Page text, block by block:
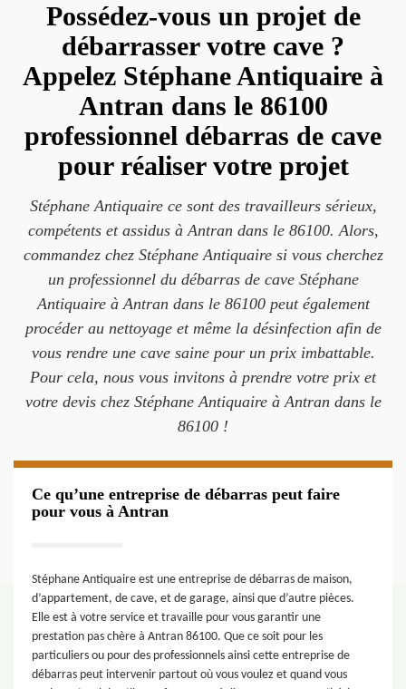
Possédez-vous un projet de
débarrasser votre cave ?
Appelez Stéphane Antiquaire à
Antran dans le 86100
professionnel débarras de cave
pour réaliser votre projet
Stéphane Antiquaire ce sont des travailleurs sérieux,
compétents et assidus à Antran dans le 86100. Alors,
commandez chez Stéphane Antiquaire si vous cherchez
un professionnel du débarras de cave Stéphane
Antiquaire à Antran dans le 86100 peut également
procéder au nettoyage et même la désinfection afin de
vous rendre une cave saine pour un prix imbattable.
Pour cela, nous vous invitons à prendre votre prix et
votre devis chez Stéphane Antiquaire à Antran dans le
86100 !
Ce qu’une entreprise de débarras peut faire
pour vous à Antran
Stéphane Antiquaire est une entreprise de débarras de maison,
d’appartement, de cave, et de garage, ainsi que d’autre pièces.
Elle est à votre service et travaille pour vous garantir une
prestation pas chère à Antran 86100. Que ce soit pour les
particuliers ou pour des professionnels ainsi cette entreprise de
débarras peut intervenir partout où vous voulez et quand vous